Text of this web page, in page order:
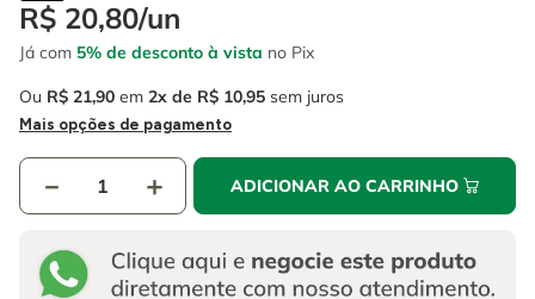
R$ 20,80/un
Já com 5% de desconto à vista no Pix
Ou R$ 21,90 em 2 R$ 10,95 sem juros
Mais opções de pagamento
＋
－ ADICIONAR AO CARRINHO
6 º fio
7º chave impacto
8º disco corte
serra copo
º escada
º serra circular
º fio
disco corte
serra copo